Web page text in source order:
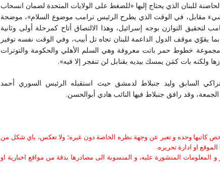
للبنان الذي يحتاج إليها «للضغط على الولايات المتحدة لضمان انسحاب
مقابل، في الوقت الذي يطرح الرئيس ترامب موضوع السلام»، موضحة
لتحقيق التوازن بوجه إسرائيل، وهذا الالتصاق أتاح كمرحلة أولى وثانية
بما يقوّي موقف الدول الداعمة للبنان تجاه تل أبيب، وفي الوقت نفسه توفير
خطوط حمر باتت معروفة وهي السلم الأهلي والحكومة والتوترات
ولكنه بات كمَن يمسك بيديه بقنابل لن تنفجر إلا فيه».
السابق وليد جنبلاط لدمشق حيث استقبله الرئيس السوري أحمد
وقد رافق جنبلاط فيها النائب هادي أبوالحسن.
تخص كاتبها وحده و تعبر عن وجهة نظره الخاصة دون غيره؛ ولا تعكس، باي شكل من
او ادارة تحريره.
المعلومات المنشورة عليه، و المنسوبة الى مصادرها بدقة من مواقع اخبارية او